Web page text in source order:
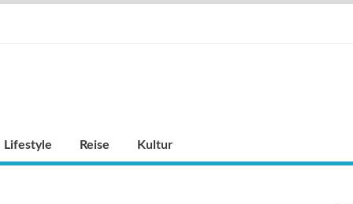
Lifestyle Reise Kultur